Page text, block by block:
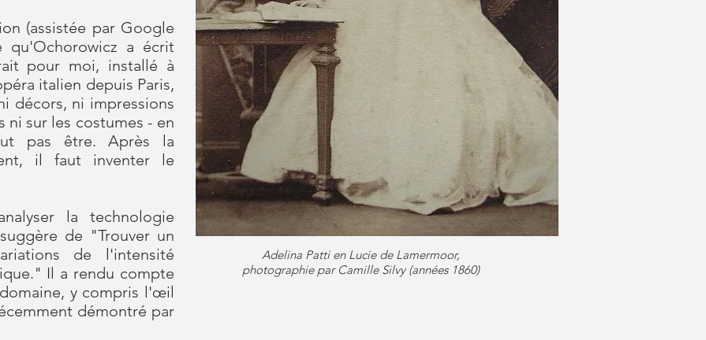
(assistée par Google
qu'Ochorowicz a écrit
pour moi, installé à
italien depuis Paris,
décors, ni impressions
ni sur les costumes - en
pas être. Après la
il faut inventer le
la technologie
de "Trouver un
de l'intensité
Il a rendu compte
y compris l'œil
démontré par
Adelina Patti en Lucie de Lamermoor,
photographie par Camille Silvy (années 1860)